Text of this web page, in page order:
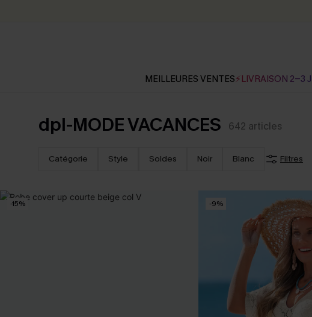
MEILLEURES VENTES⚡LIVRAISON 2-3 J
dpl-MODE VACANCES 642 articles
Catégorie Style Soldes Noir Blanc Filtres
-15% -9%